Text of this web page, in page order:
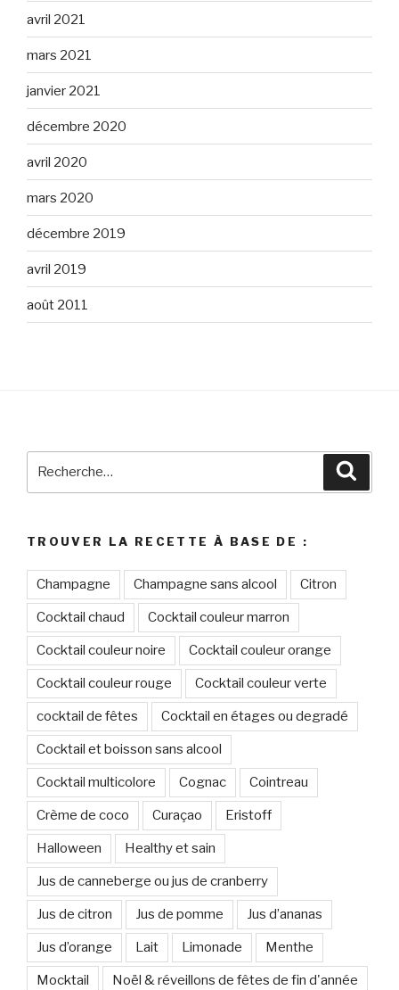
avril 2021
mars 2021
janvier 2021
décembre 2020
avril 2020
mars 2020
décembre 2019
avril 2019
août 2011
TROUVER LA RECETTE À BASE DE :
Champagne Champagne sans alcool Citron
Cocktail chaud Cocktail couleur marron
Cocktail couleur noire Cocktail couleur orange
Cocktail couleur rouge Cocktail couleur verte
cocktail de fêtes Cocktail en étages ou degradé
Cocktail et boisson sans alcool
Cocktail multicolore Cognac Cointreau
Crème de coco Curaçao Eristoff
Halloween Healthy et sain
Jus de canneberge ou jus de cranberry
Jus de citron Jus de pomme Jus d’ananas
Jus d’orange Lait Limonade Menthe
Mocktail Noël & réveillons de fêtes de fin d'année